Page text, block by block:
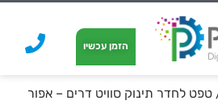
הזמן עכשיו
טפט לחדר תינוק סוויט דרים – אפור